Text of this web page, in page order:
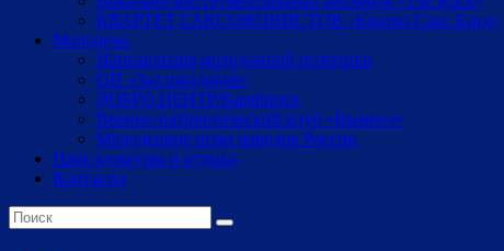
КВАРТЕТ САКСОФОНИСТОВ «Кватро Сакс Бэнд»
Молодежь
Направления молодежной политики
ОП «Зал ожидания»
ДОБРО.ЦЕНТР/Барабинск
Военно-патриотический клуб «Вымпел»
Молодецкие игры народов России
Парк культуры и отдыха
Контакты